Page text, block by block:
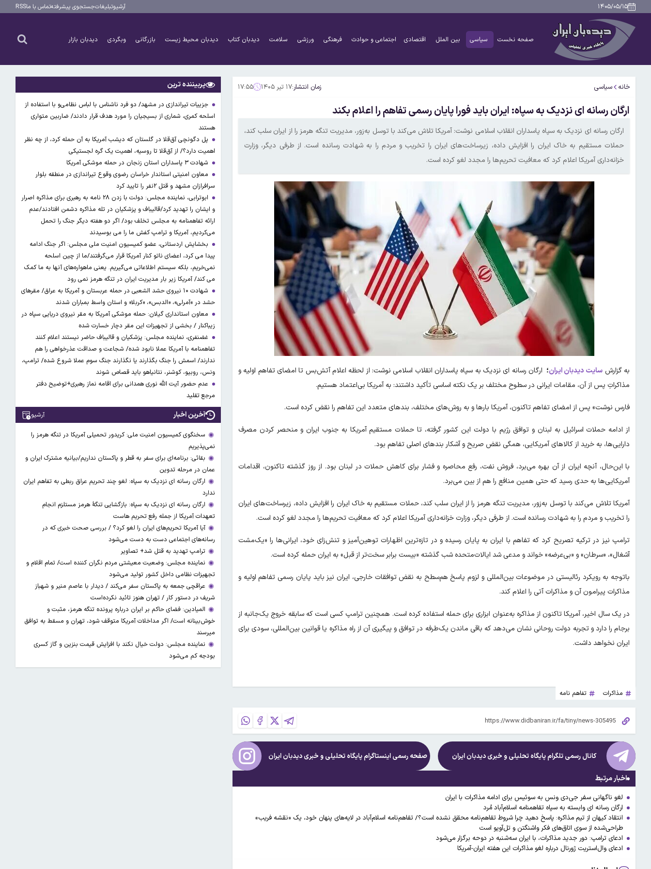
۱۴۰۵/۰۵/۱۵ آرشیوتبلیغاتجستجوی پیشرفتهتماس با ماRSS
صفحه نخست سیاسی بین الملل اقتصادی اجتماعی و حوادث فرهنگی ورزشی سلامت دیدبان کتاب دیدبان محیط زیست بازرگانی وبگردی دیدبان بازار
خانه سیاسی زمان انتشار:۱۷ تیر ۱۴۰۵ ۱۷:۵۵
ارگان رسانه ای نزدیک به سپاه: ایران باید فورا پایان رسمی تفاهم را اعلام بکند
ارگان رسانه ای نزدیک به سپاه پاسداران انقلاب اسلامی نوشت: آمریکا تلاش می‌کند با توسل به‌زور، مدیریت تنگه هرمز را از ایران سلب کند،
حملات مستقیم به خاک ایران را افزایش داده، زیرساخت‌های ایران را تخریب و مردم را به شهادت رسانده است. از طرفی دیگر، وزارت
خزانه‌داری آمریکا اعلام کرد که معافیت تحریم‌ها را مجدد لغو کرده است.
به گزارش سایت دیدبان ایران؛ ارگان رسانه ای نزدیک به سپاه پاسداران انقلاب اسلامی نوشت: از لحظه اعلام آتش‌بس تا امضای تفاهم اولیه و
مذاکراتِ پس از آن، مقامات ایرانی در سطوح مختلف بر یک نکته اساسی تأکید داشتند: به آمریکا بی‌اعتماد هستیم.
فارس نوشت» پس از امضای تفاهم تاکنون، آمریکا بار‌ها و به روش‌های مختلف، بند‌های متعدد این تفاهم را نقض کرده است.
از ادامه حملات اسرائیل به لبنان و توافق رژیم با دولت این کشور گرفته، تا حملات مستقیم آمریکا به جنوب ایران و منحصر کردن مصرف
دارایی‌ها، به خرید از کالا‌های آمریکایی، همگی نقض صریح و آشکار بند‌های اصلی تفاهم بود.
با این‌حال، آنچه ایران از آن بهره می‌برد، فروش نفت، رفع محاصره و فشار برای کاهش حملات در لبنان بود. از روز گذشته تاکنون، اقدامات
آمریکایی‌ها به حدی رسید که حتی همین منافع را هم از بین می‌برد.
آمریکا تلاش می‌کند با توسل به‌زور، مدیریت تنگه هرمز را از ایران سلب کند، حملات مستقیم به خاک ایران را افزایش داده، زیرساخت‌های ایران
را تخریب و مردم را به شهادت رسانده است. از طرفی دیگر، وزارت خزانه‌داری آمریکا اعلام کرد که معافیت تحریم‌ها را مجدد لغو کرده است.
ترامپ نیز در ترکیه تصریح کرد که تفاهم با ایران به پایان رسیده و در تازه‌ترین اظهارات توهین‌آمیز و تنش‌زای خود، ایرانی‌ها را «یک‌مشت
آشغال»، «سرطان» و «بی‌عرضه» خواند و مدعی شد ایالات‌متحده شب گذشته «بیست برابر سخت‌تر از قبل» به ایران حمله کرده است.
باتوجه به رویکرد رئالیستی در موضوعات بین‌المللی و لزوم پاسخ هم‌سطح به نقض توافقات خارجی، ایران نیز باید پایان رسمی تفاهم اولیه و
مذاکرات پیرامون آن و مذاکرات آتی را اعلام کند.
در یک سال اخیر، آمریکا تاکنون از مذاکره به‌عنوان ابزاری برای حمله استفاده کرده است. همچنین ترامپ کسی است که سابقه خروج یک‌جانبه از
برجام را دارد و تجربه دولت روحانی نشان می‌دهد که باقی ماندن یک‌طرفه در توافق و پیگیری آن از راه مذاکره یا قوانین بین‌المللی، سودی برای
ایران نخواهد داشت.
مذاکرات تفاهم نامه
کانال رسمی تلگرام پایگاه تحلیلی و خبریدیدبان ایران صفحه رسمی اینستاگرام پایگاه تحلیلی و خبریدیدبان ایران
اخبار مرتبط
لغو ناگهانی سفر جی‌دی‌ ونس به سوئیس برای ادامه مذاکرات با ایران
ارگان رسانه ای وابسته به سپاه تفاهمنامه اسلام‌آباد مُرد
انتقاد کیهان از تیم مذاکره: پاسخ دهید چرا شروط تفاهم‌نامه محقق نشده است؟/ تفاهم‌نامه اسلام‌آباد در لایه‌های پنهان خود، یک «نقشه فریب»
طراحی‌شده از سوی اتاق‌های فکر واشنگتن و تل‌آویو است
ادعای ترامپ: دور جدید مذاکرات، با ایران سه‌شنبه در دوحه برگزار می‌شود
ادعای وال‌استریت ژورنال درباره لغو مذاکرات این هفته ایران-آمریکا
پربیننده ترین
جزییات تیراندازی در مشهد/ دو فرد ناشناس با لباس نظامی‌و با استفاده از
اسلحه کمری، شماری از بسیجیان را مورد هدف قرار دادند/ ضاربین متواری
هستند
پل دگونچی آق‌قلا در گلستان که دیشب آمریکا به آن حمله کرد، از چه نظر
اهمیت دارد؟/ از آق‌قلا تا روسیه، اهمیت یک گره لجستیکی
شهادت ۳ ‌پاسداران استان زنجان در حمله موشکی آمریکا
معاون امنیتی استاندار خراسان رضوی وقوع تیراندازی در منطقه بلوار
سرافرازان مشهد و قتل ۲نفر را تایید کرد
ابوترابی، نماینده مجلس: دولت با زدن ۲۸ نامه به رهبری برای مذاکره اصرار
و ایشان را تهدید کرد/قالیباف و پزشکیان در تله مذاکره دشمن افتادند/عدم
ارائه تفاهمنامه به مجلس تخلف بود/ اگر دو هفته دیگر جنگ را تحمل
می‌کردیم، آمریکا و ترامپ کفش ما را می بوسیدند
بخشایش اردستانی، عضو کمیسیون امنیت ملی مجلس: اگر جنگ ادامه
پیدا می کرد، اعضای ناتو کنار آمریکا قرار می‌گرفتند/ما از چین اسلحه
نمی‌خریم، بلکه سیستم اطلاعاتی می‌گیریم. یعنی ماهواره‌های آنها به ما کمک
می کند/ آمریکا زیر بار مدیریت ایران در تنگه هرمز نمی رود
شهادت ۱۰ نیروی حشد الشعبی در حمله عربستان و آمریکا به عراق/ مقرهای
حشد در »آمرلی»، «الدبس»، «کربلا« و استان واسط بمباران شدند
معاون استانداری گیلان: حمله موشکی آمریکا به مقر نیروی دریایی سپاه در
زیباکنار / بخشی از تجهیزات این مقر دچار خسارت شده
غضنفری، نماینده مجلس: پزشکیان و قالیباف حاضر نیستند اعلام کنند
تفاهمنامه با آمریکا عملا نابود شده/ شجاعت و صداقت عذرخواهی را هم
ندارند/ اسمش را جنگ بگذارند یا نگذارند جنگ سوم عملا شروع شده/ ترامپ،
ونس، روبیو، کوشنر، نتانیاهو باید قصاص شوند
عدم حضور آیت الله نوری همدانی برای اقامه نماز رهبری+توضیح دفتر
مرجع تقلید
آخرین اخبار آرشیو
سخنگوی کمیسیون امنیت ملی: کریدور تحمیلی آمریکا در تنگه هرمز را
نمی‌پذیریم
بقائی: برنامه‌ای برای سفر به قطر و پاکستان نداریم/بیانیه مشترک ایران و
عمان در مرحله تدوین
ارگان رسانه ای نزدیک به سپاه: لغو چند تحریم عراق ربطی به تفاهم ایران
ندارد
ارگان رسانه ای نزدیک به سپاه: بازگشایی تنگۀ هرمز مستلزم انجام
تعهدات آمریکا از جمله رفع تحریم هاست
آیا آمریکا تحریم‌های ایران را لغو کرد؟ / بررسی صحت خبری که در
رسانه‌های اجتماعی دست به دست می‌شود
ترامپ تهدید به قتل شد+ تصاویر
نماینده مجلس: وضعیت معیشتی مردم نگران کننده است/ تمام اقلام و
تجهیزات نظامی داخل کشور تولید می‌شود
عراقچی جمعه به پاکستان سفر می‌کند / دیدار با عاصم منیر و شهباز
شریف در دستور کار / تهران هنوز تائید نکرده‌است
المیادین: فضای حاکم بر ایران درباره پرونده تنگه هرمز، مثبت و
خوش‌بینانه است/ اگر مداخلات آمریکا متوقف شود، تهران و مسقط به توافق
میرسند
نماینده مجلس: دولت خیال نکند با افزایش قیمت بنزین‌ و گاز کسری
بودجه کم می‌شود